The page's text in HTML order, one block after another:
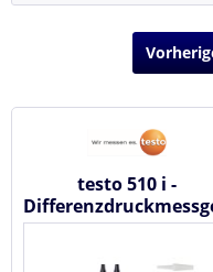
testo 510 i -
mit Smartphone-